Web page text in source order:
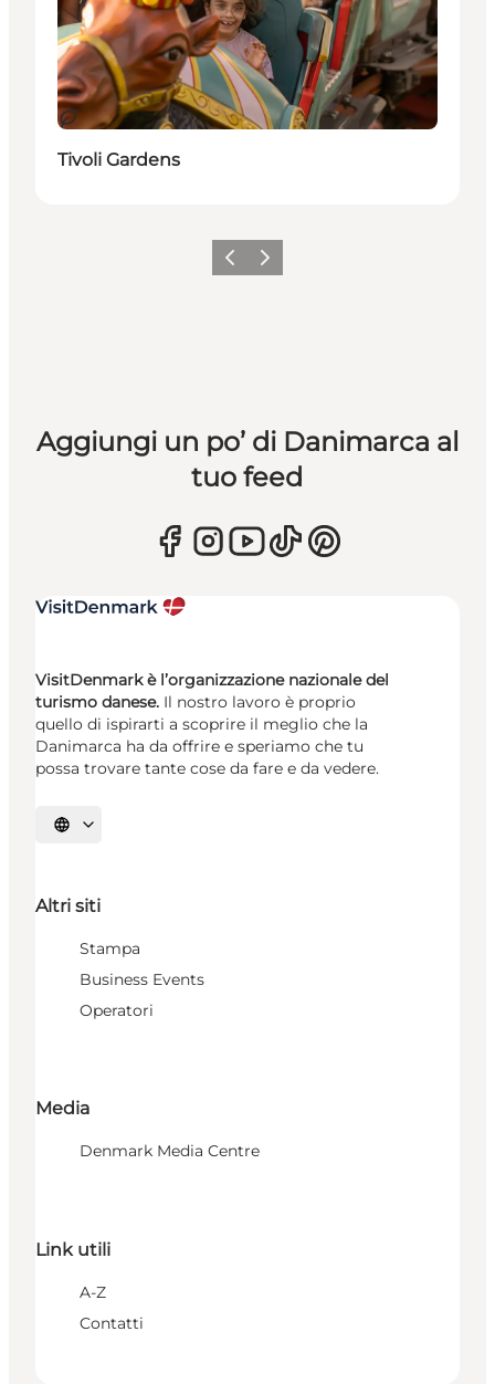
Sostenibile
Tivoli Gardens
Precedente
Avanti
Aggiungi un po’ di Danimarca al
tuo feed
VisitDenmark è l’organizzazione nazionale del
turismo danese. Il nostro lavoro è proprio
quello di ispirarti a scoprire il meglio che la
Danimarca ha da offrire e speriamo che tu
possa trovare tante cose da fare e da vedere.
Seleziona la lingua
Altri siti
Stampa
Business Events
Operatori
Media
Denmark Media Centre
Link utili
A-Z
Contatti